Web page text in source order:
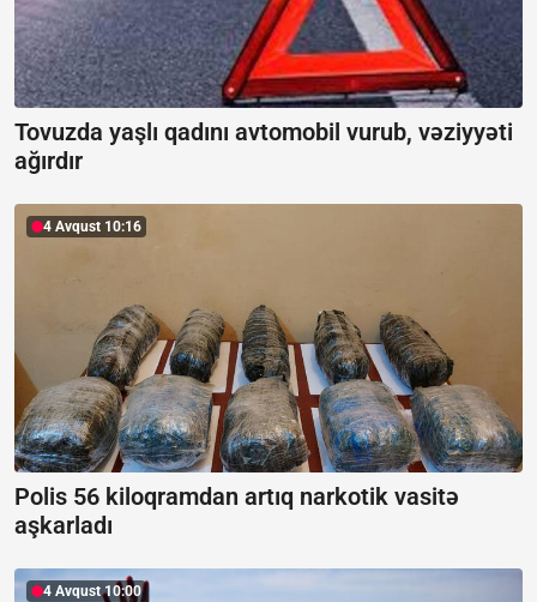
Tovuzda yaşlı qadını avtomobil vurub, vəziyyəti
ağırdır
4 Avqust 10:16
Polis 56 kiloqramdan artıq narkotik vasitə
aşkarladı
4 Avqust 10:00